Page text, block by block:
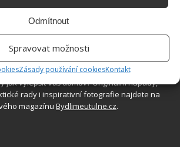
Odmítnout
Spravovat možnosti
Zásady používání cookiesKontakt
jak vylepšit Váš domov? Originální nápady,
rady i inspirativní fotografie najdete na
magazínu Bydlimeutulne.cz.